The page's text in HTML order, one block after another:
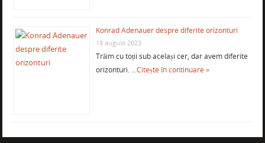
Konrad Adenauer despre diferite orizonturi
18 august 2023
Trăim cu toții sub același cer, dar avem diferite
orizonturi. …Citește în continuare »